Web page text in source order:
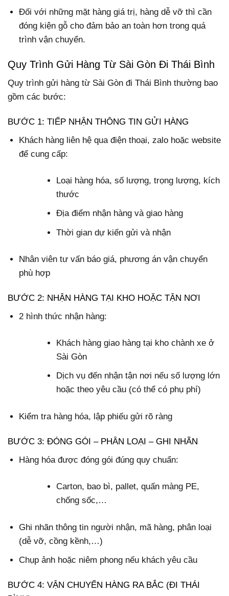
Đối với những mặt hàng giá trị, hàng dễ vỡ thì cần
đóng kiện gỗ cho đảm bảo an toàn hơn trong quá
trình vận chuyển.
Quy Trình Gửi Hàng Từ Sài Gòn Đi Thái Bình
Quy trình gửi hàng từ Sài Gòn đi Thái Bình thường bao
gồm các bước:
BƯỚC 1: TIẾP NHẬN THÔNG TIN GỬI HÀNG
Khách hàng liên hệ qua điện thoại, zalo hoặc website
để cung cấp:
Loại hàng hóa, số lượng, trọng lượng, kích
thước
Địa điểm nhận hàng và giao hàng
Thời gian dự kiến gửi và nhận
Nhân viên tư vấn báo giá, phương án vận chuyển
phù hợp
BƯỚC 2: NHẬN HÀNG TẠI KHO HOẶC TẬN NƠI
2 hình thức nhận hàng:
Khách hàng giao hàng tại kho chành xe ở
Sài Gòn
Dịch vụ đến nhận tận nơi nếu số lượng lớn
hoặc theo yêu cầu (có thể có phụ phí)
Kiểm tra hàng hóa, lập phiếu gửi rõ ràng
BƯỚC 3: ĐÓNG GÓI – PHÂN LOẠI – GHI NHÃN
Hàng hóa được đóng gói đúng quy chuẩn:
Carton, bao bì, pallet, quấn màng PE,
chống sốc,…
Ghi nhãn thông tin người nhận, mã hàng, phân loại
(dễ vỡ, cồng kềnh,…)
Chụp ảnh hoặc niêm phong nếu khách yêu cầu
BƯỚC 4: VẬN CHUYỂN HÀNG RA BẮC (ĐI THÁI